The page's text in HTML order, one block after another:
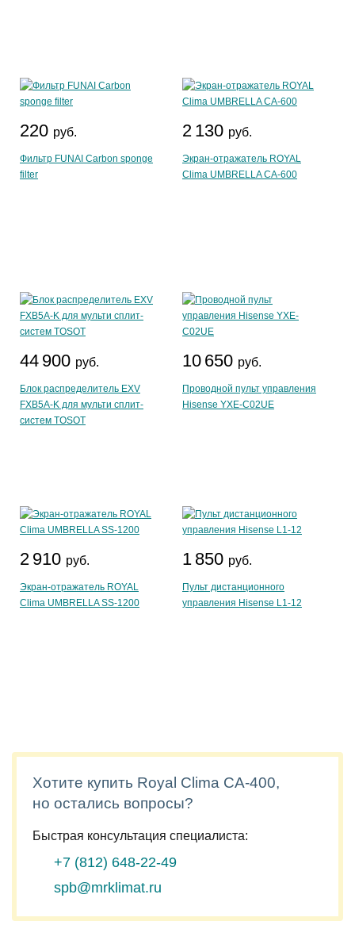
220 руб.
Фильтр FUNAI Carbon sponge
filter
2 130 руб.
Экран-отражатель ROYAL
Clima UMBRELLA CA-600
44 900 руб.
Блок распределитель EXV
FXB5A-K для мульти сплит-
систем TOSOT
10 650 руб.
Проводной пульт управления
Hisense YXE-C02UE
2 910 руб.
Экран-отражатель ROYAL
Clima UMBRELLA SS-1200
1 850 руб.
Пульт дистанционного
управления Hisense L1-12
Хотите купить Royal Clima CA-400,
но остались вопросы?
Быстрая консультация специалиста:
+7 (812) 648-22-49
spb@mrklimat.ru